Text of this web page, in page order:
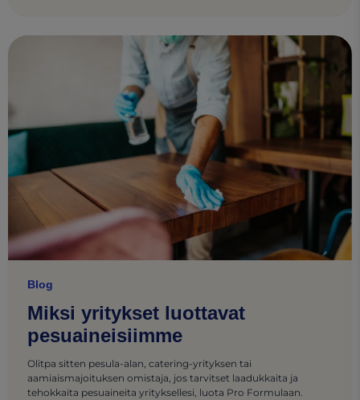
Blog
Miksi yritykset luottavat
pesuaineisiimme
Olitpa sitten pesula-alan, catering-yrityksen tai
aamiaismajoituksen omistaja, jos tarvitset laadukkaita ja
tehokkaita pesuaineita yrityksellesi, luota Pro Formulaan.